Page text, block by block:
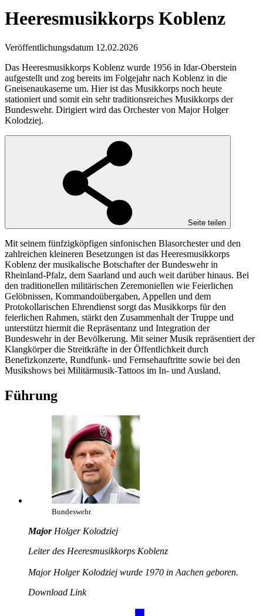
Heeresmusikkorps Koblenz
Veröffentlichungsdatum 12.02.2026
Das Heeresmusikkorps Koblenz wurde 1956 in Idar-Oberstein
aufgestellt und zog bereits im Folgejahr nach Koblenz in die
Gneisenaukaserne um. Hier ist das Musikkorps noch heute
stationiert und somit ein sehr traditionsreiches Musikkorps der
Bundeswehr. Dirigiert wird das Orchester von Major Holger
Kolodziej.
Seite teilen
Mit seinem fünfzigköpfigen sinfonischen Blasorchester und den
zahlreichen kleineren Besetzungen ist das Heeresmusikkorps
Koblenz der musikalische Botschafter der Bundeswehr in
Rheinland-Pfalz, dem Saarland und auch weit darüber hinaus. Bei
den traditionellen militärischen Zeremoniellen wie Feierlichen
Gelöbnissen, Kommandoübergaben, Appellen und dem
Protokollarischen Ehrendienst sorgt das Musikkorps für den
feierlichen Rahmen, stärkt den Zusammenhalt der Truppe und
unterstützt hiermit die Repräsentanz und Integration der
Bundeswehr in der Bevölkerung. Mit seiner Musik repräsentiert der
Klangkörper die Streitkräfte in der Öffentlichkeit durch
Benefizkonzerte, Rundfunk- und Fernsehauftritte sowie bei den
Musikshows bei Militärmusik-Tattoos im In- und Ausland.
Führung
Bundeswehr
MajorHolger Kolodziej
Leiter des Heeresmusikkorps Koblenz
Major Holger Kolodziej wurde 1970 in Aachen geboren.
Download Link